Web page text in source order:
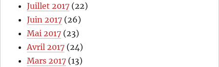
Juillet 2017 (22)
Juin 2017 (26)
Mai 2017 (23)
Avril 2017 (24)
Mars 2017 (13)